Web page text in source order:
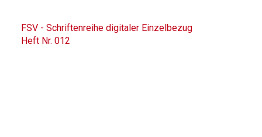
FSV - Schriftenreihe digitaler Einzelbezug
Heft Nr. 012